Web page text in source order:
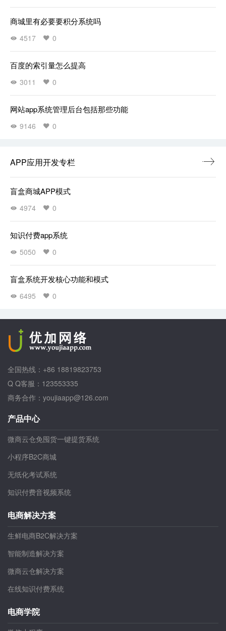
商城里有必要要积分系统吗
4517 0
百度的索引量怎么提高
3011 0
网站app系统管理后台包括那些功能
9146 0
APP应用开发专栏
盲盒商城APP模式
4974 0
知识付费app系统
5050 0
盲盒系统开发核心功能和模式
6495 0
全国热线：+86 18819823753
Q Q客服：123553335
商务合作：youjiaapp@126.com
产品中心
微商云仓免囤货一键提货系统
小程序B2C商城
无纸化考试系统
知识付费音视频系统
电商解决方案
生鲜电商B2C解决方案
智能制造解决方案
微商云仓解决方案
在线知识付费系统
电商学院